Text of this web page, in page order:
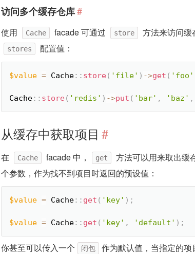
访问多个缓存仓库#
使用 Cache facade 可通过 store 方法来访问缓
stores 配置值：
$value = Cache:: store( 'file' ) ->get ( 'foo'
Cache:: store( 'redis' ) ->put ( 'bar' , 'baz' ,
从缓存中获取项目 #
在 Cache facade 中， get 方法可以用来取出缓
个参数，作为找不到项目时返回的预设值：
$value = Cache:: get ( 'key' ) ;
$value = Cache:: get ( 'key' , 'default' ) ;
你甚至可以传入一个 闭包
作为默认值，当指定的